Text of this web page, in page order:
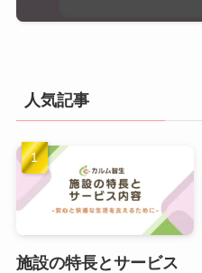
人気記事
施設の特長とサービス